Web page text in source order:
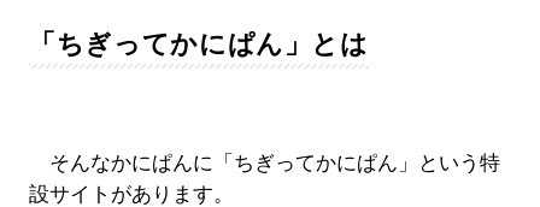
「ちぎってかにぱん」とは
そんなかにぱんに「ちぎってかにぱん」という特
設サイトがあります。